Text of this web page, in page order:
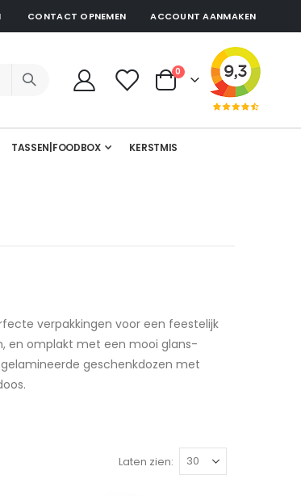
CONTACT OPNEMEN ACCOUNT AANMAKEN
Cart
0producten
TASSEN|FOODBOX KERSTMIS
verpakkingen voor een feestelijk
en omplakt met een mooi glans-
geschenkdozen met
Laten zien